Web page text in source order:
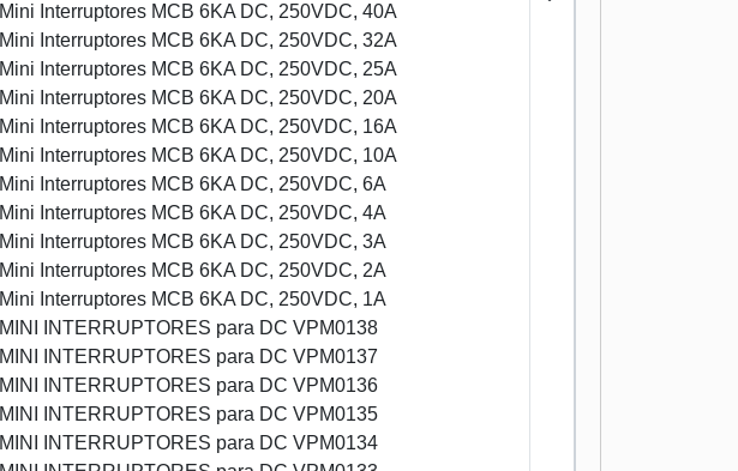
Mini Interruptores MCB 6KA DC, 250VDC, 40A
Mini Interruptores MCB 6KA DC, 250VDC, 32A
Mini Interruptores MCB 6KA DC, 250VDC, 25A
Mini Interruptores MCB 6KA DC, 250VDC, 20A
Mini Interruptores MCB 6KA DC, 250VDC, 16A
Mini Interruptores MCB 6KA DC, 250VDC, 10A
Mini Interruptores MCB 6KA DC, 250VDC, 6A
Mini Interruptores MCB 6KA DC, 250VDC, 4A
Mini Interruptores MCB 6KA DC, 250VDC, 3A
Mini Interruptores MCB 6KA DC, 250VDC, 2A
Mini Interruptores MCB 6KA DC, 250VDC, 1A
MINI INTERRUPTORES para DC VPM0138
MINI INTERRUPTORES para DC VPM0137
MINI INTERRUPTORES para DC VPM0136
MINI INTERRUPTORES para DC VPM0135
MINI INTERRUPTORES para DC VPM0134